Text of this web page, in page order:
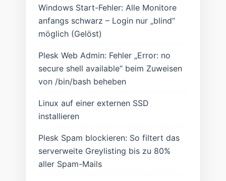
Windows Start-Fehler: Alle Monitore
anfangs schwarz – Login nur „blind“
möglich (Gelöst)
Plesk Web Admin: Fehler „Error: no
secure shell available“ beim Zuweisen
von /bin/bash beheben
Linux auf einer externen SSD
installieren
Plesk Spam blockieren: So filtert das
serverweite Greylisting bis zu 80%
aller Spam-Mails